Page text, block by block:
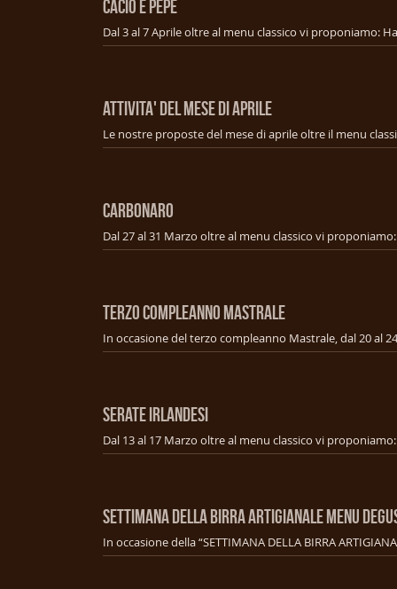
CACIO E PEPE
ATTIVITA' DEL MESE DI APRILE
Le nostre proposte del mese di aprile oltre il menu
CARBONARO
TERZO COMPLEANNO MASTRALE
SERATE IRLANDESI
SETTIMANA DELLA BIRRA ARTIGIANALE MENU